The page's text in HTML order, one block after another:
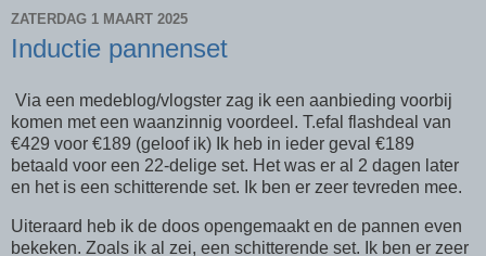
ZATERDAG 1 MAART 2025
Inductie pannenset
Via een medeblog/vlogster zag ik een aanbieding voorbij
komen met een waanzinnig voordeel. T.efal flashdeal van
€429 voor €189 (geloof ik) Ik heb in ieder geval €189
betaald voor een 22-delige set. Het was er al 2 dagen later
en het is een schitterende set. Ik ben er zeer tevreden mee.
Uiteraard heb ik de doos opengemaakt en de pannen even
bekeken. Zoals ik al zei, een schitterende set. Ik ben er zeer